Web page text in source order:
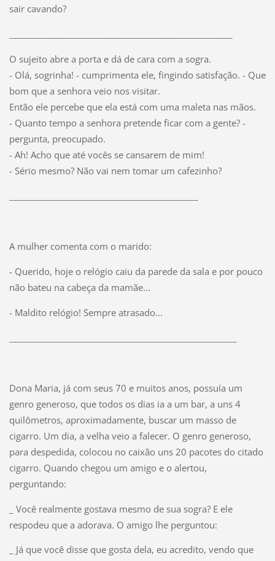
sair cavando?
O sujeito abre a porta e dá de cara com a sogra.
- Olá, sogrinha! - cumprimenta ele, fingindo satisfação. - Que
bom que a senhora veio nos visitar.
Então ele percebe que ela está com uma maleta nas mãos.
- Quanto tempo a senhora pretende ficar com a gente? -
pergunta, preocupado.
- Ah! Acho que até vocês se cansarem de mim!
- Sério mesmo? Não vai nem tomar um cafezinho?
A mulher comenta com o marido:
- Querido, hoje o relógio caiu da parede da sala e por pouco
não bateu na cabeça da mamãe...
- Maldito relógio! Sempre atrasado...
Dona Maria, já com seus 70 e muitos anos, possuía um
genro generoso, que todos os dias ia a um bar, a uns 4
quilômetros, aproximadamente, buscar um masso de
cigarro. Um dia, a velha veio a falecer. O genro generoso,
para despedida, colocou no caixão uns 20 pacotes do citado
cigarro. Quando chegou um amigo e o alertou,
perguntando:
_ Você realmente gostava mesmo de sua sogra? E ele
respodeu que a adorava. O amigo lhe perguntou:
_ Já que você disse que gosta dela, eu acredito, vendo que